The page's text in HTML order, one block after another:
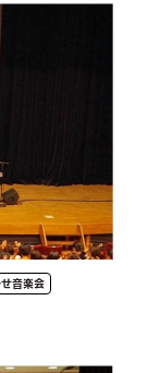
音楽会